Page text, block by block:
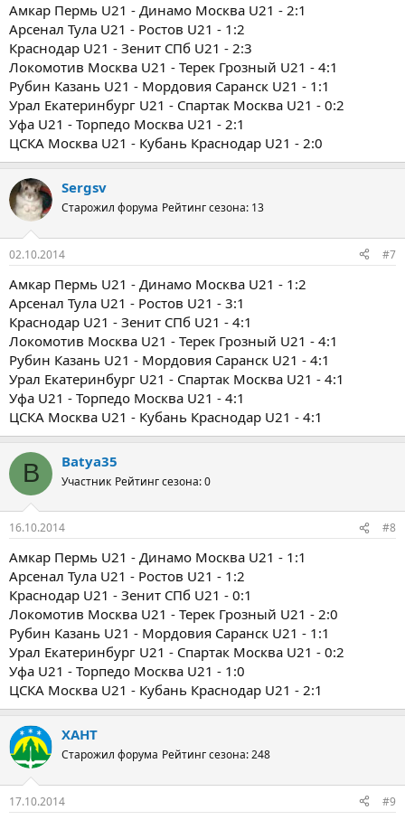
Амкар Пермь U21 - Динамо Москва U21 - 2:1
Арсенал Тула U21 - Ростов U21 - 1:2
Краснодар U21 - Зенит СПб U21 - 2:3
Локомотив Москва U21 - Терек Грозный U21 - 4:1
Рубин Казань U21 - Мордовия Саранск U21 - 1:1
Урал Екатеринбург U21 - Спартак Москва U21 - 0:2
Уфа U21 - Торпедо Москва U21 - 2:1
ЦСКА Москва U21 - Кубань Краснодар U21 - 2:0
Sergsv
Старожил форума Рейтинг сезона: 13
02.10.2014 #7
Амкар Пермь U21 - Динамо Москва U21 - 1:2
Арсенал Тула U21 - Ростов U21 - 3:1
Краснодар U21 - Зенит СПб U21 - 4:1
Локомотив Москва U21 - Терек Грозный U21 - 4:1
Рубин Казань U21 - Мордовия Саранск U21 - 4:1
Урал Екатеринбург U21 - Спартак Москва U21 - 4:1
Уфа U21 - Торпедо Москва U21 - 4:1
ЦСКА Москва U21 - Кубань Краснодар U21 - 4:1
B Batya35
Участник Рейтинг сезона: 0
16.10.2014 #8
Амкар Пермь U21 - Динамо Москва U21 - 1:1
Арсенал Тула U21 - Ростов U21 - 1:2
Краснодар U21 - Зенит СПб U21 - 0:1
Локомотив Москва U21 - Терек Грозный U21 - 2:0
Рубин Казань U21 - Мордовия Саранск U21 - 1:1
Урал Екатеринбург U21 - Спартак Москва U21 - 0:2
Уфа U21 - Торпедо Москва U21 - 1:0
ЦСКА Москва U21 - Кубань Краснодар U21 - 2:1
ХАНТ
Старожил форума Рейтинг сезона: 248
17.10.2014 #9